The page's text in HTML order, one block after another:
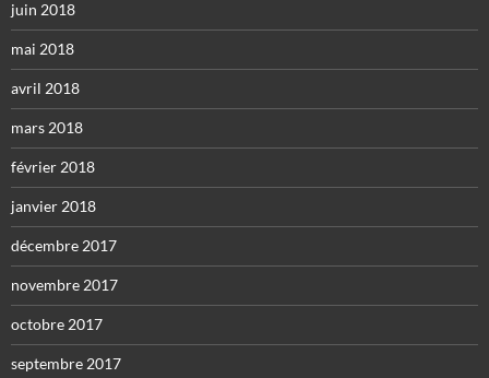
juin 2018
mai 2018
avril 2018
mars 2018
février 2018
janvier 2018
décembre 2017
novembre 2017
octobre 2017
septembre 2017